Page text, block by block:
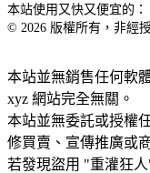
本站使用又快又便宜的：
© 2026 版權所有，非經
本站並無銷售任何軟
xyz 網站完全無關。
本站並無委託或授權
修買賣、宣傳推廣或
若發現盜用 "重灌狂